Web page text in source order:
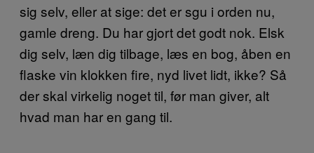
sig selv, eller at sige: det er sgu i orden nu,
gamle dreng. Du har gjort det godt nok. Elsk
dig selv, læn dig tilbage, læs en bog, åben en
flaske vin klokken fire, nyd livet lidt, ikke? Så
der skal virkelig noget til, før man giver, alt
hvad man har en gang til.